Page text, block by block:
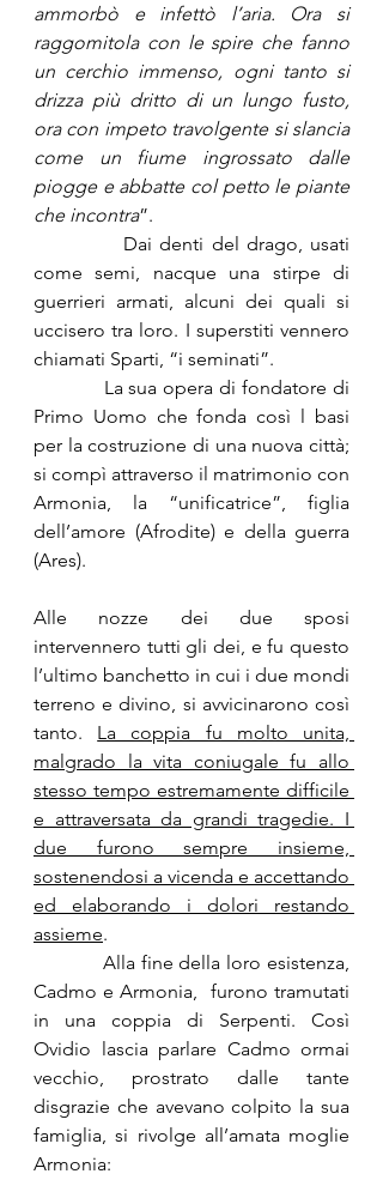
ammorbò e infettò l’aria. Ora si
raggomitola con le spire che fanno
un cerchio immenso, ogni tanto si
drizza più dritto di un lungo fusto,
ora con impeto travolgente si slancia
come un fiume ingrossato dalle
piogge e abbatte col petto le piante
che incontra”.
come semi, nacque una stirpe di
guerrieri armati, alcuni dei quali si
uccisero tra loro. I superstiti vennero
chiamati Sparti, “i seminati”.
Primo Uomo che fonda così l basi
per la costruzione di una nuova città;
si compì attraverso il matrimonio con
Armonia, la “unificatrice”, figlia
dell’amore (Afrodite) e della guerra
(Ares).
Alle nozze dei due sposi
intervennero tutti gli dei, e fu questo
l’ultimo banchetto in cui i due mondi
terreno e divino, si avvicinarono così
tanto. La coppia fu molto unita,
malgrado la vita coniugale fu allo
stesso tempo estremamente difficile
e attraversata da grandi tragedie. I
due furono sempre insieme,
sostenendosi a vicenda e accettando
ed elaborando i dolori restando
assieme.
Cadmo e Armonia,  furono tramutati
in una coppia di Serpenti. Così
Ovidio lascia parlare Cadmo ormai
vecchio, prostrato dalle tante
disgrazie che avevano colpito la sua
famiglia, si rivolge all’amata moglie
Armonia: